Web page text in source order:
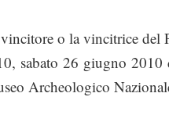
o la vincitrice del
sabato 26 giugno 2010
Archeologico